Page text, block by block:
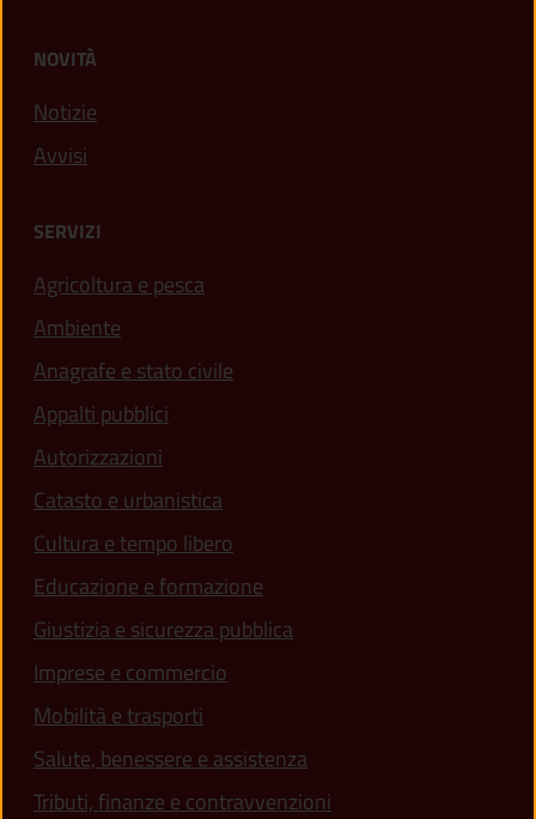
NOVITÀ
Notizie
Avvisi
SERVIZI
Agricoltura e pesca
Ambiente
Anagrafe e stato civile
Appalti pubblici
Autorizzazioni
Catasto e urbanistica
Cultura e tempo libero
Educazione e formazione
Giustizia e sicurezza pubblica
Imprese e commercio
Mobilità e trasporti
Salute, benessere e assistenza
Tributi, finanze e contravvenzioni